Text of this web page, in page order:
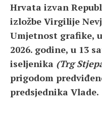
Hrvata izvan
izložbe Virgilije
Umjetnost grafike,
2026. godine, u 13
iseljenika (Trg
prigodom
predsjednika Vlade.